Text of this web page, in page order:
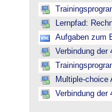
Lernpfad:
Aufgaben zum
Verbindung der
Multiple-choice
Verbindung der